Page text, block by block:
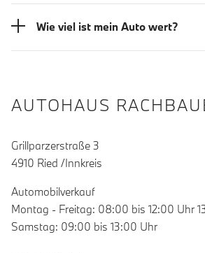
Wie viel ist mein Auto wert?
AUTOHAUS
Grillparzerstraße 3
4910 Ried /Innkreis
Automobilverkauf
Montag - Freitag: 08:00 bis 12:00 Uhr
Samstag: 09:00 bis 13:00 Uhr